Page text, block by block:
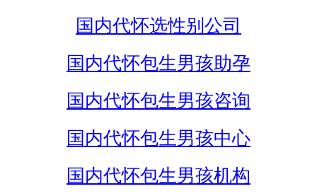
国内代怀选性别公司
国内代怀包生男孩助孕
国内代怀包生男孩咨询
国内代怀包生男孩中心
国内代怀包生男孩机构